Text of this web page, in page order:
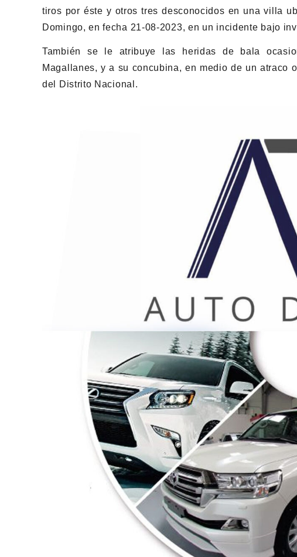
tiros por éste y otros tres desconocidos en una villa
Domingo, en fecha 21-08-2023, en un incidente bajo
También se le atribuye las heridas de bala
Magallanes, y a su concubina, en medio de un atraco
del Distrito Nacional.